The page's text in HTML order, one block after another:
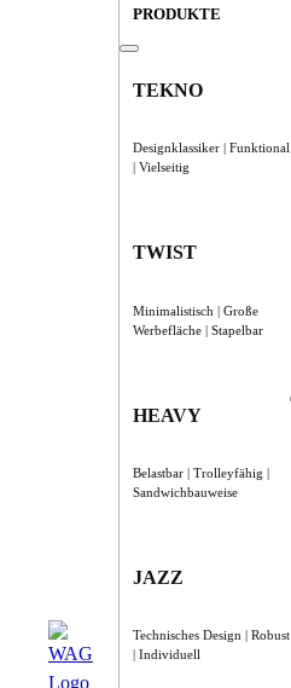
PRODUKTE
TEKNO
Designklassiker | Funktional
| Vielseitig
TWIST
Minimalistisch | Große
Werbefläche | Stapelbar
HEAVY
Belastbar | Trolleyfähig |
Sandwichbauweise
JAZZ
Technisches Design | Robust
| Individuell